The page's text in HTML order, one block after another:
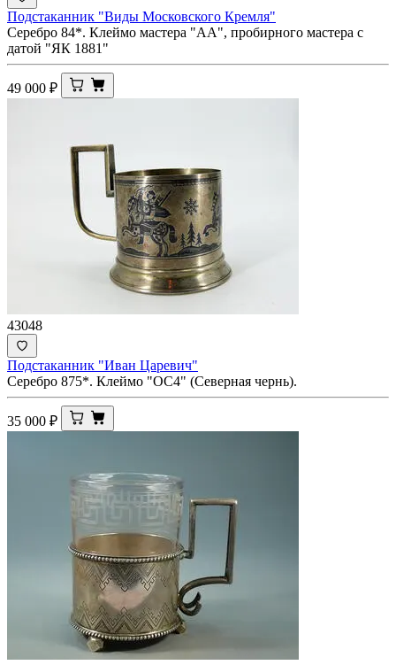
Подстаканник "Виды Московского Кремля"
Серебро 84*. Клеймо мастера "АА", пробирного мастера с
датой "ЯК 1881"
49 000 ₽
43048
Подстаканник "Иван Царевич"
Серебро 875*. Клеймо "ОС4" (Северная чернь).
35 000 ₽